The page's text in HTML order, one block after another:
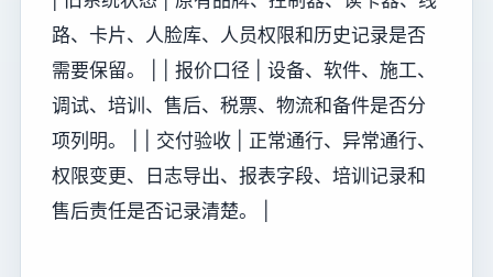
路、卡片、人脸库、人员权限和历史记录是否
需要保留。 | | 报价口径 | 设备、软件、施工、
调试、培训、售后、税票、物流和备件是否分
项列明。 | | 交付验收 | 正常通行、异常通行、
权限变更、日志导出、报表字段、培训记录和
售后责任是否记录清楚。 |